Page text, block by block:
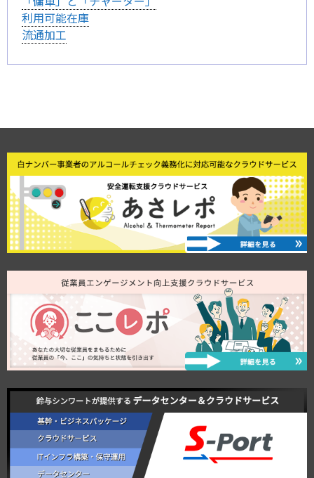
利用可能在庫
流通加工